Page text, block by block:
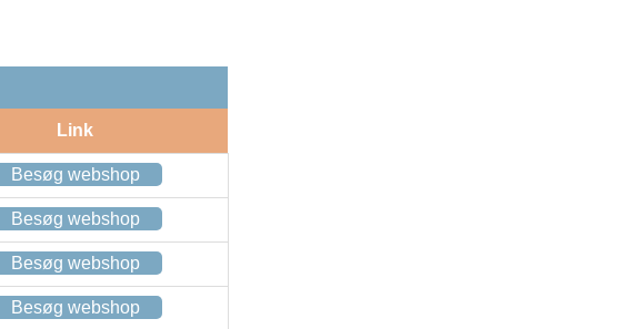
Link
Besøg webshop
Besøg webshop
Besøg webshop
Besøg webshop